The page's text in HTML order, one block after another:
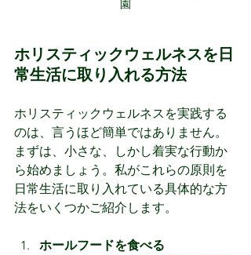
園
ホリスティックウェルネスを日
常生活に取り入れる方法
ホリスティックウェルネスを実践する
のは、言うほど簡単ではありません。
まずは、小さな、しかし着実な行動か
ら始めましょう。私がこれらの原則を
日常生活に取り入れている具体的な方
法をいくつかご紹介します。
ホールフードを食べる